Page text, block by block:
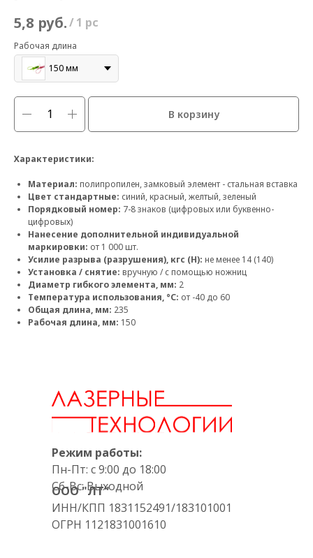
5,8 руб./1 pc
Рабочая длина
150 мм
В корзину
Характеристики:
Материал: полипропилен, замковый элемент - стальная вставка
Цвет стандартные: синий, красный, желтый, зеленый
Порядковый номер: 7-8 знаков (цифровых или буквенно-
цифровых)
Нанесение дополнительной индивидуальной
маркировки: от 1 000 шт.
Усилие разрыва (разрушения), кгс (Н): не менее 14 (140)
Установка / снятие: вручную / с помощью ножниц
Диаметр гибкого элемента, мм: 2
Температура использования, °С: от -40 до 60
Общая длина, мм: 235
Рабочая длина, мм: 150
Режим работы:
Пн-Пт: с 9:00 до 18:00
Сб-Вс: Выходной
ООО "ЛТ"
ИНН/КПП 1831152491/183101001
ОГРН 1121831001610